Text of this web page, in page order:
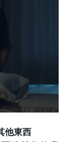
他東西